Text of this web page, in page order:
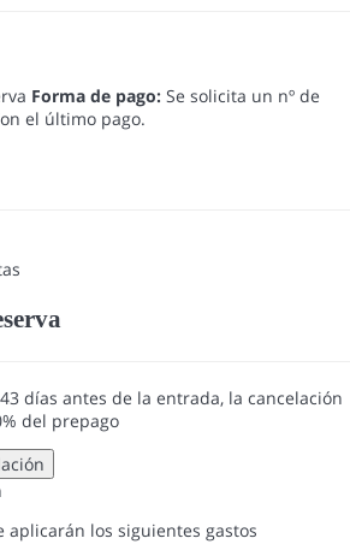
Forma de pago: Se solicita un nº de
el último pago.
días antes de la entrada, la cancelación
del prepago
aplicarán los siguientes gastos